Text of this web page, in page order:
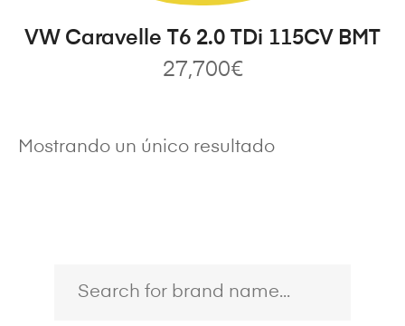
VW Caravelle T6 2.0 TDi 115CV BMT
27,700€
Mostrando un único resultado